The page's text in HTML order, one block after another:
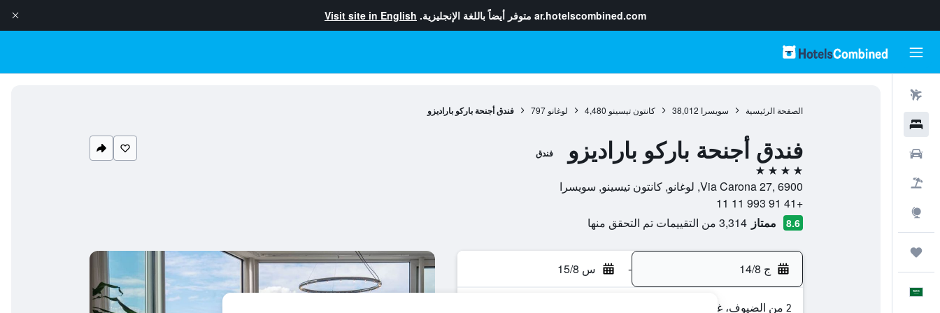
ar.hotelscombined.com متوفر أيضاً باللغة الإنجليزية. Visit site in English
الصفحة الرئيسية سويسرا 38,012 كانتون تيسينو 4,480 لوغانو 797 فندق أجنحة باركو باراديزو
فندق أجنحة باركو باراديزو فندق
4 نجوم
Via Carona 27, 6900, لوغانو, كانتون تيسينو, سويسرا
+41 91 993 11 11
8.6 ممتاز 3,314 من التقييمات تم التحقق منها
ج 14/8 - س 15/8
2 من الضيوف، غرفة واحدة